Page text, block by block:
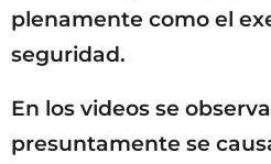
plenamente como el
seguridad.
En los videos se
presuntamente se